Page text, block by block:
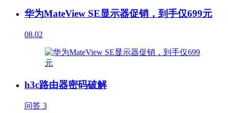
华为MateView SE显示器促销，到手仅699元
08.02
h3c路由器密码破解
问答 3